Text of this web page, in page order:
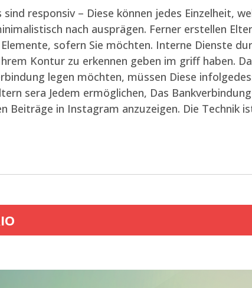
responsiv – Diese können jedes Einzelheit,
nach ausprägen. Ferner erstellen
sofern Sie möchten. Interne Dienste
Kontur zu erkennen geben im griff haben.
legen möchten, müssen Diese
sera Jedem ermöglichen, Das
Beiträge in Instagram anzuzeigen. Die